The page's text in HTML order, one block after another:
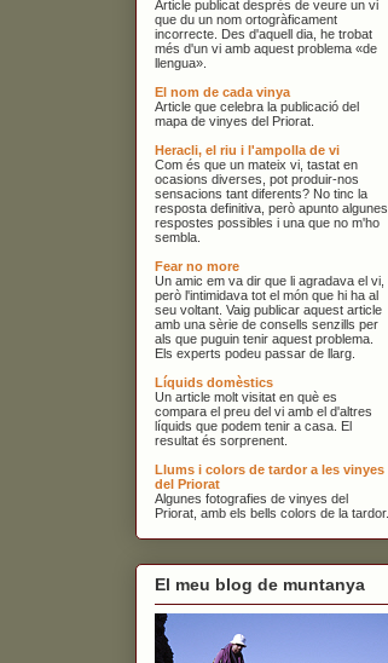
Article publicat després de veure un vi
que du un nom ortogràficament
incorrecte. Des d'aquell dia, he trobat
més d'un vi amb aquest problema «de
llengua».
El nom de cada vinya
Article que celebra la publicació del
mapa de vinyes del Priorat.
Heracli, el riu i l'ampolla de vi
Com és que un mateix vi, tastat en
ocasions diverses, pot produir-nos
sensacions tant diferents? No tinc la
resposta definitiva, però apunto algunes
respostes possibles i una que no m'ho
sembla.
Fear no more
Un amic em va dir que li agradava el vi,
però l'intimidava tot el món que hi ha al
seu voltant. Vaig publicar aquest article
amb una sèrie de consells senzills per
als que puguin tenir aquest problema.
Els experts podeu passar de llarg.
Líquids domèstics
Un article molt visitat en què es
compara el preu del vi amb el d'altres
líquids que podem tenir a casa. El
resultat és sorprenent.
Llums i colors de tardor a les vinyes
del Priorat
Algunes fotografies de vinyes del
Priorat, amb els bells colors de la tardor.
El meu blog de muntanya